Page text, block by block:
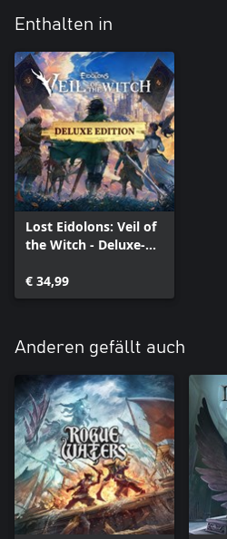
Enthalten in
Lost Eidolons: Veil of
the Witch - Deluxe-
€ 34,99
Anderen gefällt auch